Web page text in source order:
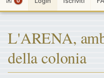
L'ARENA,
della colonia